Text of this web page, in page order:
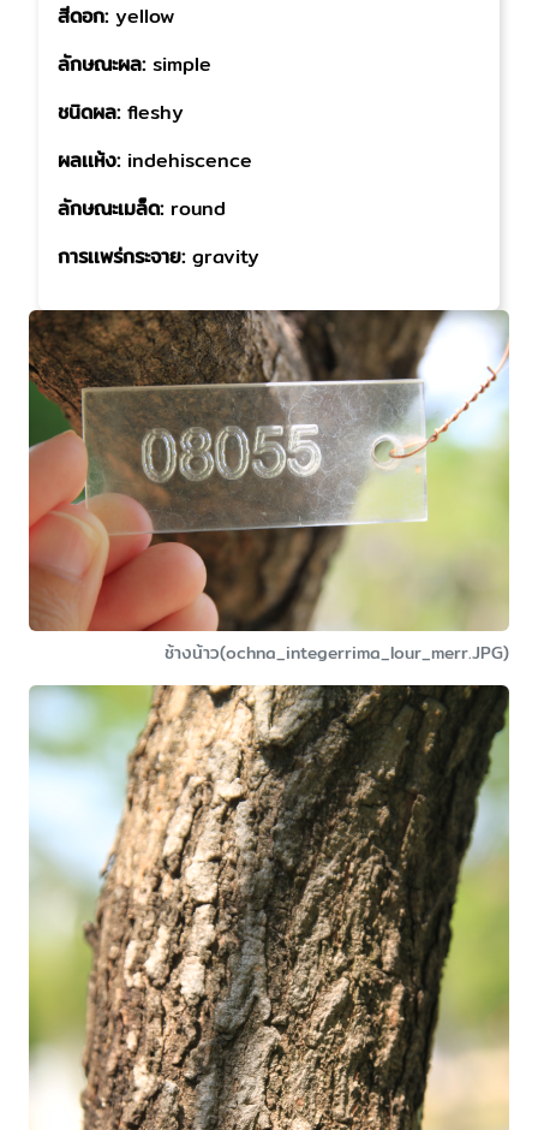
สีดอก: yellow
ลักษณะผล: simple
ชนิดผล: fleshy
ผลเเห้ง: indehiscence
ลักษณะเมล็ด: round
การเเพร่กระจาย: gravity
ช้างน้าว(ochna_integerrima_lour_merr.JPG)